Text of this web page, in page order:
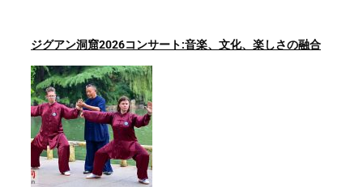
ジグアン洞窟2026コンサート:音楽、文化、楽しさの融合